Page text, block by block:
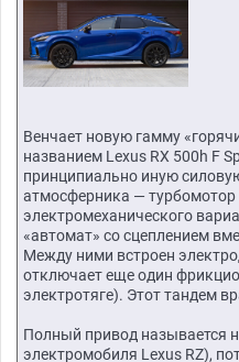
Венчает новую гамму
названием Lexus RX 500h F
принципиально иную
атмосферника — турбомотор
электромеханического
«автомат» со сцеплением
Между ними встроен
отключает еще один
электротяге). Этот тандем
Полный привод называется
электромобиля Lexus RZ),